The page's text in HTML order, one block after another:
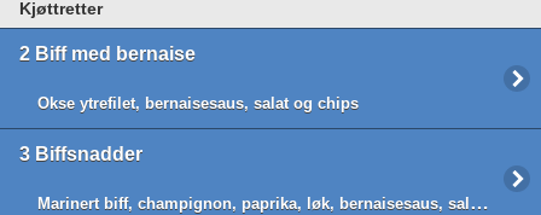
Kjøttretter
2 Biff med bernaise
Okse ytrefilet, bernaisesaus, salat og chips
3 Biffsnadder
Marinert biff, champignon, paprika, løk, bernaisesaus, salat og chips